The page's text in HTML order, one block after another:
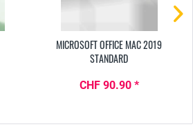
MICROSOFT OFFICE MAC 2019
STANDARD
CHF 90.90 *